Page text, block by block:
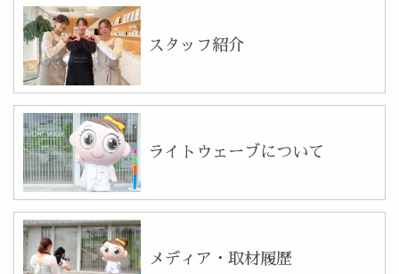
スタッフ紹介
ライトウェーブについて
メディア・取材履歴